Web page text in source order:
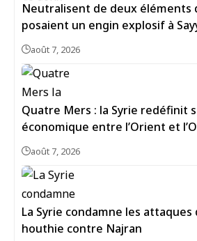
Neutralisent de deux éléments
posaient un engin explosif à
août 7, 2026
Quatre Mers : la Syrie redéfinit
économique entre l’Orient et
août 7, 2026
La Syrie condamne les attaques
houthie contre Najran